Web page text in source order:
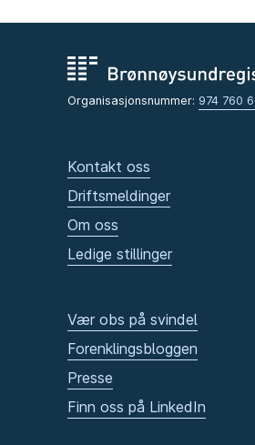
Organisasjonsnummer: 974 760
Kontakt oss
Driftsmeldinger
Om oss
Ledige stillinger
Vær obs på svindel
Forenklingsbloggen
Presse
Finn oss på LinkedIn